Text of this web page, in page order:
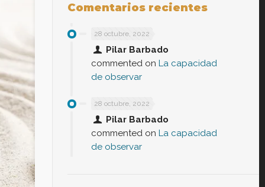
Comentarios recientes
28 octubre, 2022
Pilar Barbado
commented onLa capacidad
de observar
28 octubre, 2022
Pilar Barbado
commented onLa capacidad
de observar